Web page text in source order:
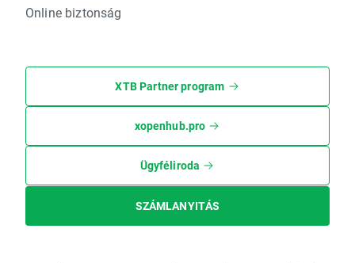
Online biztonság
XTB Partner program
xopenhub.pro
Ügyféliroda
SZÁMLANYITÁS